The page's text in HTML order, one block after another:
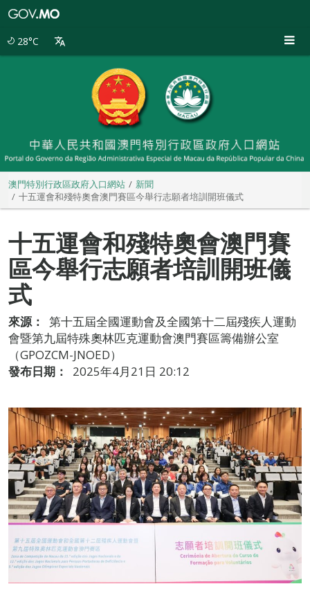
28°C
澳門特別行政區政府入口網站
新聞
十五運會和殘特奧會澳門賽區今舉行志願者培訓開班儀式
十五運會和殘特奧會澳門賽
區今舉行志願者培訓開班儀
式
來源：
第十五屆全國運動會及全國第十二屆殘疾人運動
會暨第九屆特殊奧林匹克運動會澳門賽區籌備辦公室
（GPOZCM-JNOED）
發布日期：
2025年4月21日 20:12